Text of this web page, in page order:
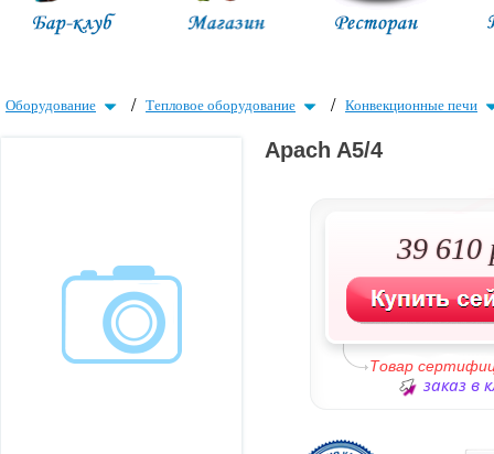
Оборудование / Тепловое оборудование / Конвекционные печи
Apach A5/4
39 610
Товар
заказ в